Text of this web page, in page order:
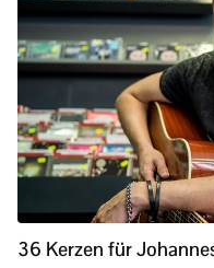
36 Kerzen für